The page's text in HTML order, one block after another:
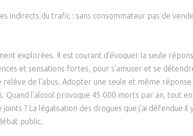
indirects du trafic : sans consommateur pas de
explorées. Il est courant d’évoquer la seule
et sensations fortes, pour s’amuser et se
de l’abus. Adopter une seule et même
l’alcool provoque 45 000 morts par an, tout
? La légalisation des drogues que j’ai défendue il
public.